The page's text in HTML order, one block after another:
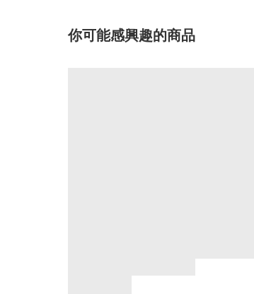
你可能感興趣的商品